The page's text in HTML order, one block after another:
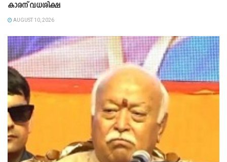
കാരന് വധശിക്ഷ
AUGUST 10, 2026